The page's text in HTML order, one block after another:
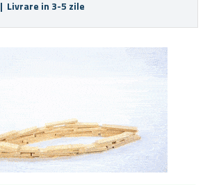
| Livrare in 3-5 zile